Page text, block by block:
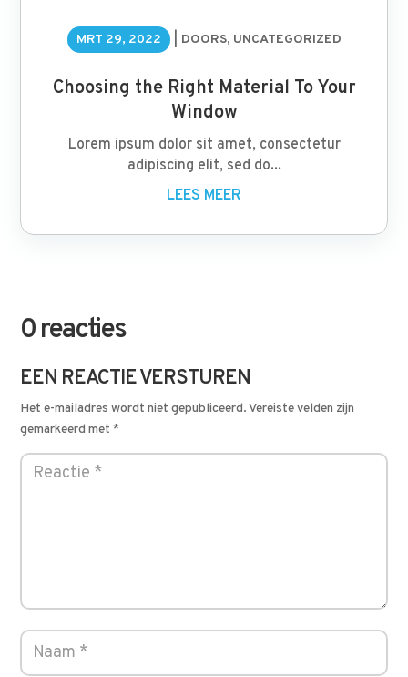
Choosing the Right Material To Your
Window
MRT 29, 2022 | DOORS, UNCATEGORIZED
Lorem ipsum dolor sit amet, consectetur
adipiscing elit, sed do...
LEES MEER
0 reacties
EEN REACTIE VERSTUREN
Het e-mailadres wordt niet gepubliceerd. Vereiste velden zijn
gemarkeerd met*